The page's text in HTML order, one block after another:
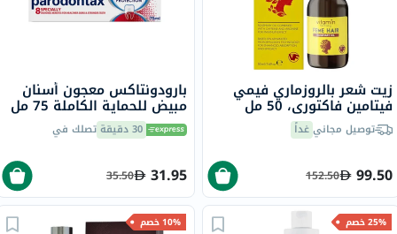
زيت شعر بالروزماري فيمي
فيتامين فاكتوري، 50 مل
توصيل مجانيغداً
99.50
152.50
بارودونتاكس معجون أسنان
مبيض للحماية الكاملة 75 مل
30 دقيقة تصلك في
31.95
35.50
25% خصم 10% خصم